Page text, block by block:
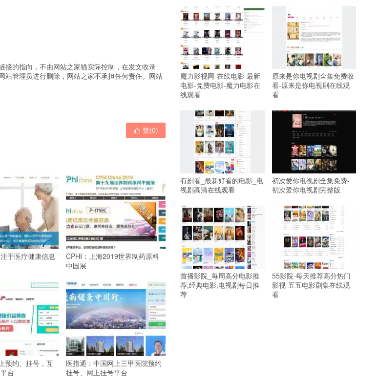
接的指向，不由网站之家猫实际控制，在发文收录
管理员进行删除，网站之家不承担任何责任。 网站
 赞(0)
于医疗健康信息
CPHI：上海2019世界制药原料
中国展
预约、挂号，互
台
医指通：中国网上三甲医院预约
挂号、网上挂号平台
魔力影视网-在线电影-最新
电影-免费电影-魔力电影在
线观看
原来是你电视剧全集免费收
看-原来是你电视剧在线观
看
有剧看_最新好看的电影_电
视剧高清在线观看
初次爱你电视剧全集免费-
初次爱你电视剧完整版
首播影院_每周高分电影推
荐,经典电影,电视剧每日推
荐
55影院-每天推荐高分热门
影视-五五电影剧集在线观
看